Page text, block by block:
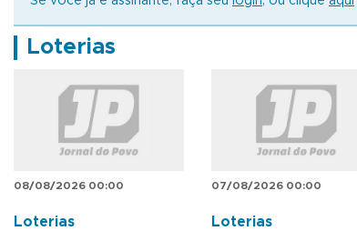
Loterias
08/08/2026 00:00
Loterias
07/08/2026 00:00
Loterias